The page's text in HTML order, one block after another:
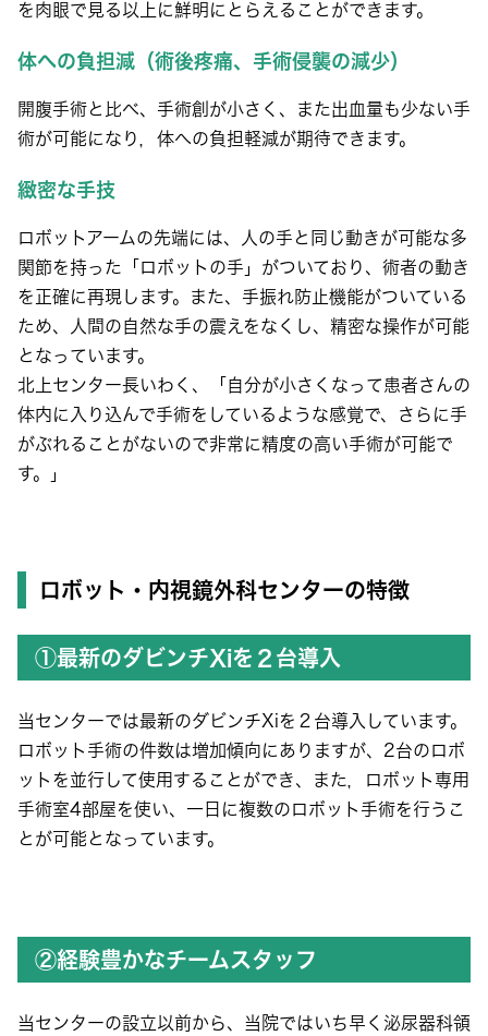
を肉眼で見る以上に鮮明にとらえることができます。
体への負担減（術後疼痛、手術侵襲の減少）
開腹手術と比べ、手術創が小さく、また出血量も少ない手
術が可能になり，体への負担軽減が期待できます。
緻密な手技
ロボットアームの先端には、人の手と同じ動きが可能な多
関節を持った「ロボットの手」がついており、術者の動き
を正確に再現します。また、手振れ防止機能がついている
ため、人間の自然な手の震えをなくし、精密な操作が可能
となっています。
北上センター長いわく、「自分が小さくなって患者さんの
体内に入り込んで手術をしているような感覚で、さらに手
がぶれることがないので非常に精度の高い手術が可能で
す。」
ロボット・内視鏡外科センターの特徴
①最新のダビンチXiを２台導入
当センターでは最新のダビンチXiを２台導入しています。
ロボット手術の件数は増加傾向にありますが、2台のロボ
ットを並行して使用することができ、また，ロボット専用
手術室4部屋を使い、一日に複数のロボット手術を行うこ
とが可能となっています。
②経験豊かなチームスタッフ
当センターの設立以前から、当院ではいち早く泌尿器科領